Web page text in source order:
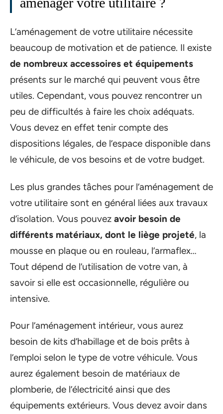
L’aménagement de votre utilitaire nécessite
beaucoup de motivation et de patience. Il existe
de nombreux accessoires et équipements
présents sur le marché qui peuvent vous être
utiles. Cependant, vous pouvez rencontrer un
peu de difficultés à faire les choix adéquats.
Vous devez en effet tenir compte des
dispositions légales, de l’espace disponible dans
le véhicule, de vos besoins et de votre budget.
Les plus grandes tâches pour l’aménagement de
votre utilitaire sont en général liées aux travaux
d’isolation. Vous pouvez avoir besoin de
différents matériaux, dont le liège projeté, la
mousse en plaque ou en rouleau, l’armaflex…
Tout dépend de l’utilisation de votre van, à
savoir si elle est occasionnelle, régulière ou
intensive.
Pour l’aménagement intérieur, vous aurez
besoin de kits d’habillage et de bois prêts à
l’emploi selon le type de votre véhicule. Vous
aurez également besoin de matériaux de
plomberie, de l’électricité ainsi que des
équipements extérieurs. Vous devez avoir dans